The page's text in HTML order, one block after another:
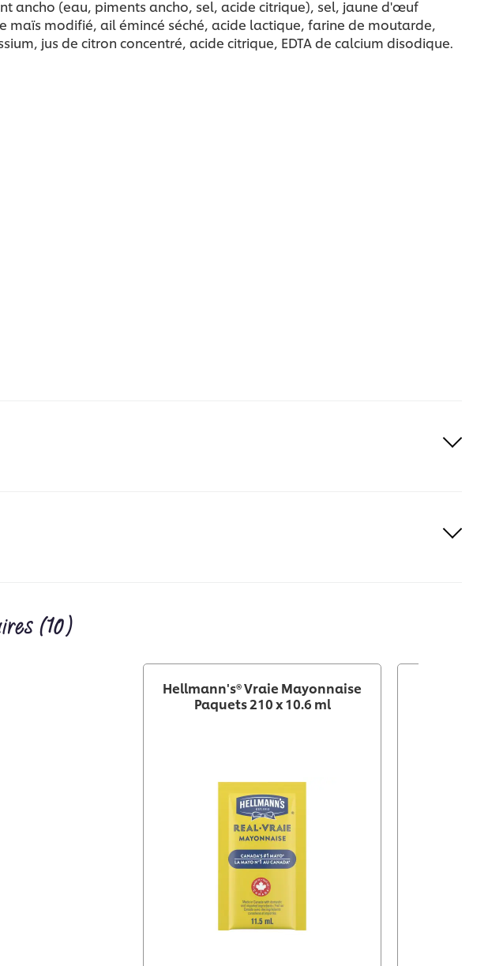
ancho (eau, piments ancho, sel, acide citrique), sel, jaune d'œuf
modifié, ail émincé séché, acide lactique, farine de moutarde,
jus de citron concentré, acide citrique, EDTA de calcium disodique.
(10)
Hellmann's® Vraie Mayonnaise
Paquets 210 x 10.6 ml